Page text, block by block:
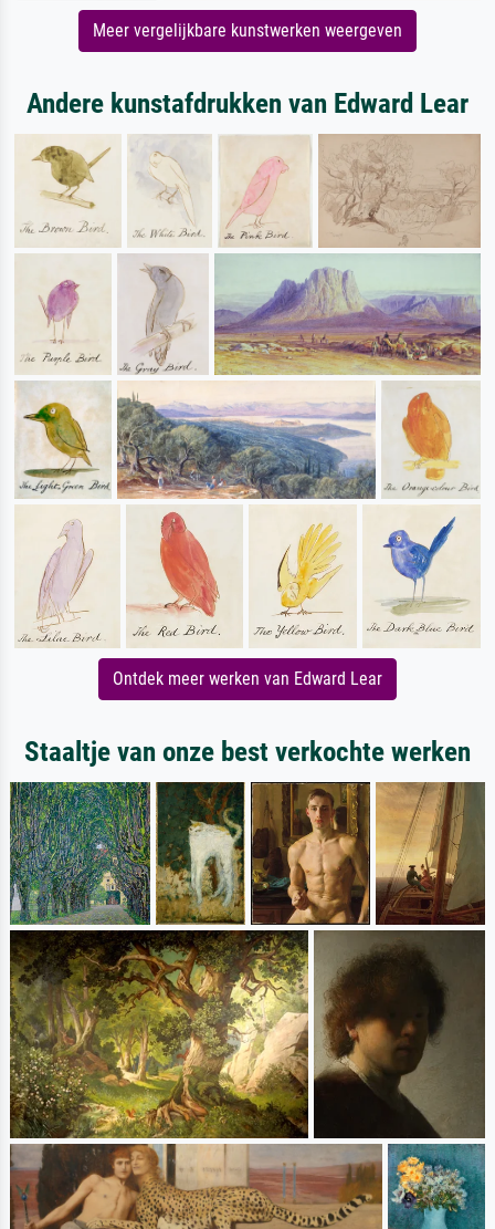
Meer vergelijkbare kunstwerken weergeven
Andere kunstafdrukken van Edward Lear
Ontdek meer werken van Edward Lear
Staaltje van onze best verkochte werken